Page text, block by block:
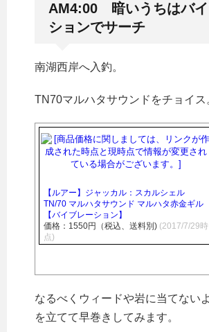
AM4:00 暗いうちはバイ
ションでサーチ
南湖西岸へ入釣。
TN70マルハタサウンドをチョイス
【ルアー】ジャッカル：スカルシェル
TN/70 マルハタサウンド マルハタ赤金ギル
【バイブレーション】
価格：1550円（税込、送料別) (2017/7/29時
点)
なるべくウィードや岩に当てない
を立てて早巻きしてみます。